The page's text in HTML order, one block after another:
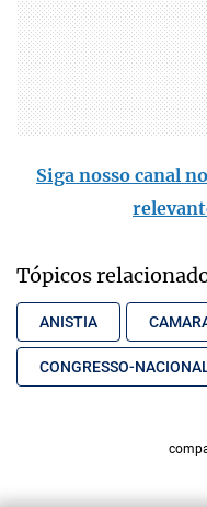
Siga nosso canal
Tópicos
ANISTIA
CONGRESSO-